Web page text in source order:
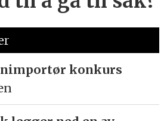
konkurs